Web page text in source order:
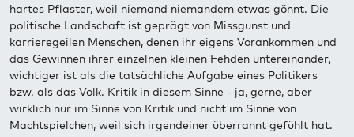
hartes Pflaster, weil niemand niemandem etwas gönnt. Die
politische Landschaft ist geprägt von Missgunst und
karrieregeilen Menschen, denen ihr eigens Vorankommen und
das Gewinnen ihrer einzelnen kleinen Fehden untereinander,
wichtiger ist als die tatsächliche Aufgabe eines Politikers
bzw. als das Volk. Kritik in diesem Sinne - ja, gerne, aber
wirklich nur im Sinne von Kritik und nicht im Sinne von
Machtspielchen, weil sich irgendeiner überrannt gefühlt hat.